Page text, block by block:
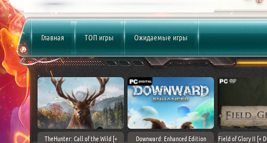
Главная ТОП игры Ожидаемые игры
(2017)
TheHunter: Call of the Wild [+
Downward: Enhanced Edition
Field of Glory II [+